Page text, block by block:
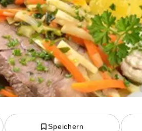
Speichern